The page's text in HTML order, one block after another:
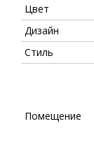
Цвет
Дизайн
Стиль
Помещение